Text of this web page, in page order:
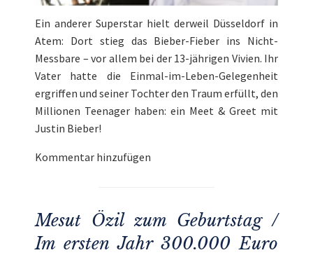
Ein anderer Superstar hielt derweil Düsseldorf in
Atem: Dort stieg das Bieber-Fieber ins Nicht-
Messbare – vor allem bei der 13-jährigen Vivien. Ihr
Vater hatte die Einmal-im-Leben-Gelegenheit
ergriffen und seiner Tochter den Traum erfüllt, den
Millionen Teenager haben: ein Meet & Greet mit
Justin Bieber!
Kommentar hinzufügen
Mesut Özil zum Geburtstag /
Im ersten Jahr 300.000 Euro